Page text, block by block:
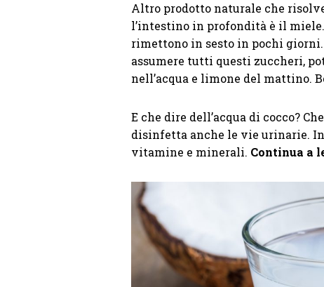
Altro prodotto naturale che
l’intestino in profondità è il
rimettono in sesto in pochi
assumere tutti questi zuccheri,
nell’acqua e limone del mattino.
E che dire dell’acqua di cocco?
disinfetta anche le vie urinarie.
vitamine e minerali. Continua a